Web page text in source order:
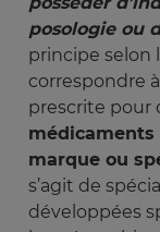
posologie ou
principe selon
correspondre
prescrite pour
médicaments
marque ou
s’agit de
développées